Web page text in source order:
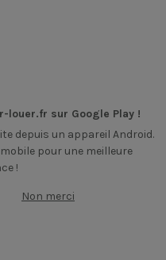
louer.fr sur Google Play !
depuis un appareil Android.
pour une meilleure
!
Non merci